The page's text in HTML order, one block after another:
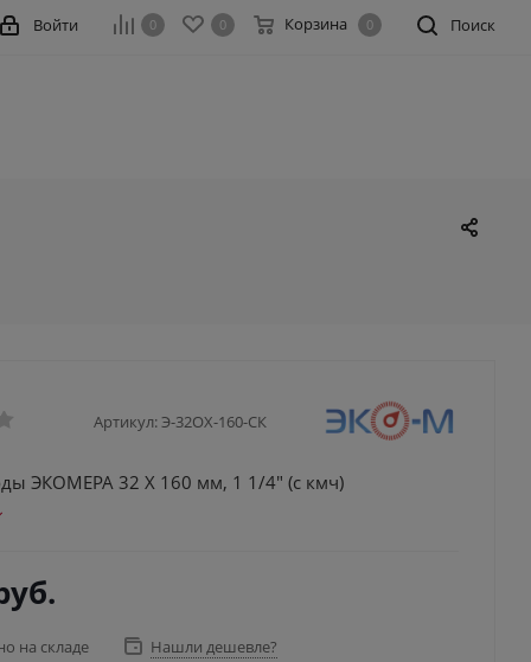
Поиск
0 0 Корзина 0
Войти
Артикул:Э-32ОХ-160-СК
ЭКОМЕРА 32 Х 160 мм, 1 1/4" (с кмч)
на складе Нашли дешевле?